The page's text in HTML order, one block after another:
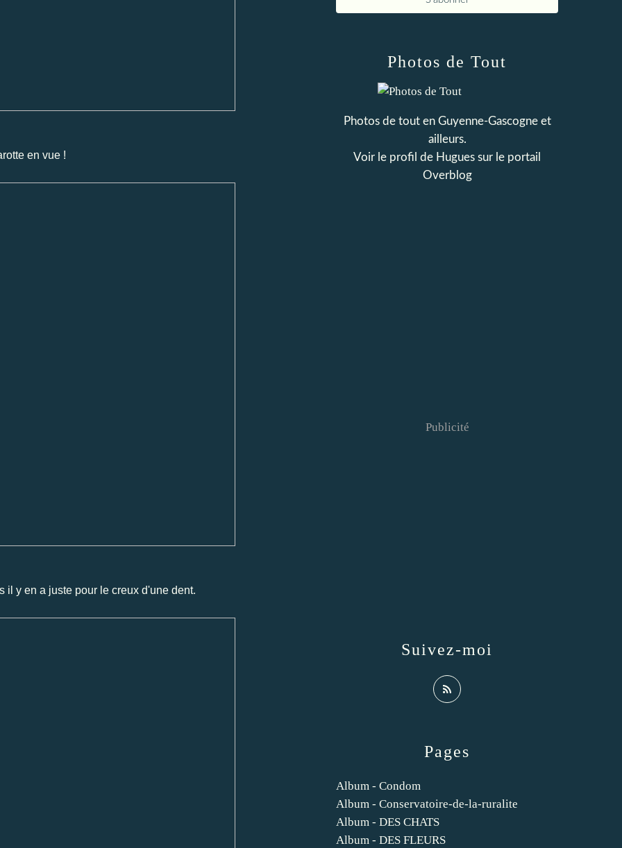
en vue !
il y en a juste pour le creux d'une dent.
Pages
Album - Condom
Album - Conservatoire-de-la-ruralite
Album - DES CHATS
Album - DES FLEURS
Photos de Tout
Photos de tout en Guyenne-Gascogne et
ailleurs.
Voir le profil de Hugues sur le portail
Overblog
Suivez-moi
Publicité